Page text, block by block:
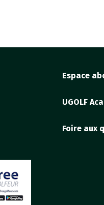
Espace
UGOLF
Foire aux